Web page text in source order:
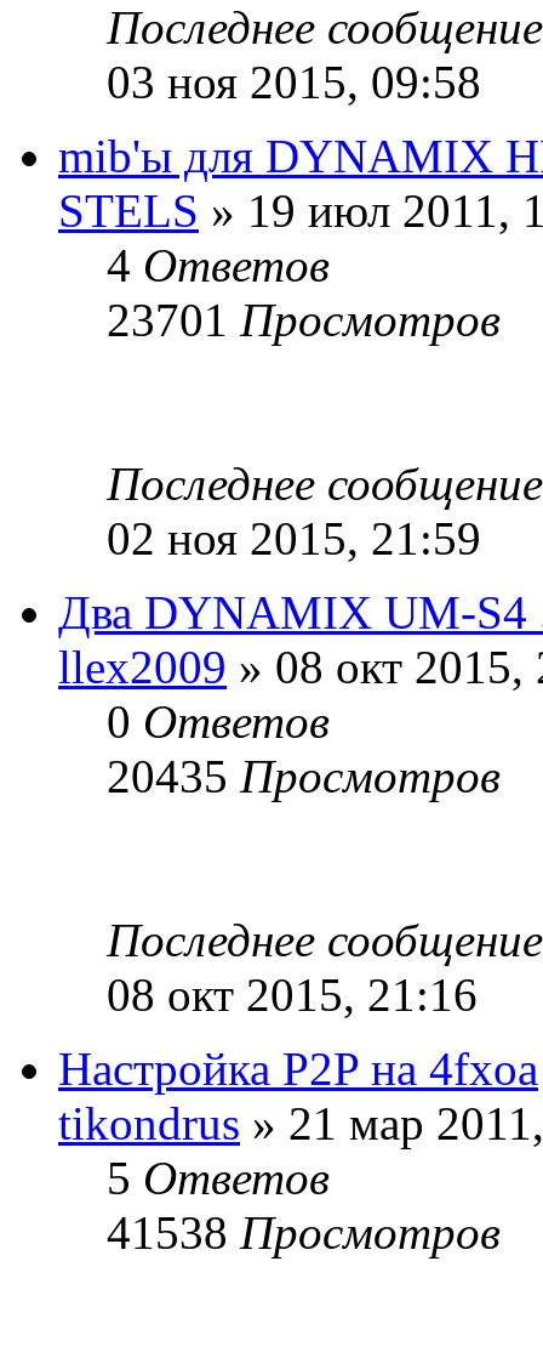
Последнее
03 ноя 2015, 09:58
mib'ы для DYNAMIX
STELS » 19 июл 2011,
4 Ответов
23701 Просмотров
Последнее
02 ноя 2015, 21:59
Два DYNAMIX UM-
llex2009 » 08 окт 2015,
0 Ответов
20435 Просмотров
Последнее
08 окт 2015, 21:16
Настройка P2P на 4fxoa
tikondrus » 21 мар
5 Ответов
41538 Просмотров